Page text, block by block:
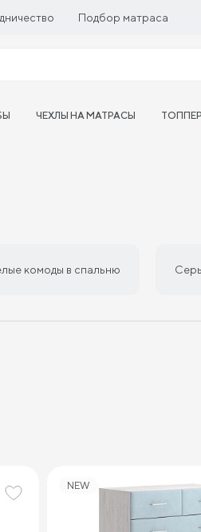
Подбор матраса
ЧЕХЛЫ НА МАТРАСЫ
комоды в спальню
NEW